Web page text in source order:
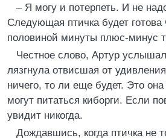
– Я могу и потерпеть. И не
Следующая птичка будет готова
половиной минуты плюс-минус
Честное слово, Артур
лязгнула отвисшая от
ничего, то ли еще будет. Это
могут питаться киборги. Если
увидит никогда.
Дождавшись, когда птичка не